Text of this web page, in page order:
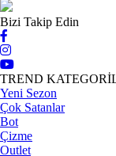
Bizi Takip Edin
TREND
Yeni Sezon
Çok Satanlar
Bot
Çizme
Outlet